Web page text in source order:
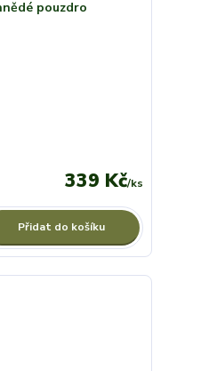
339 Kč/ks
Přidat do košíku